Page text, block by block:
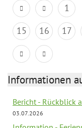
1
15
16 17
Informationen
Bericht - Rückblick
03.07.2026